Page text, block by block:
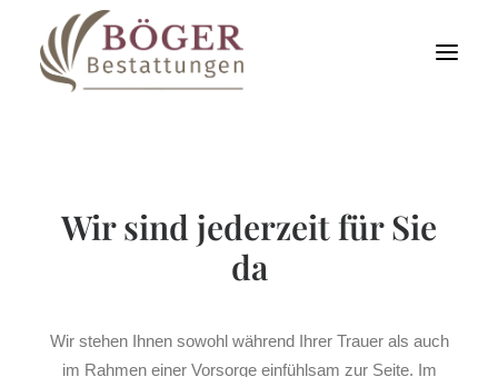
Wir sind jederzeit für Sie
da
Wir stehen Ihnen sowohl während Ihrer Trauer als auch
im Rahmen einer Vorsorge einfühlsam zur Seite. Im